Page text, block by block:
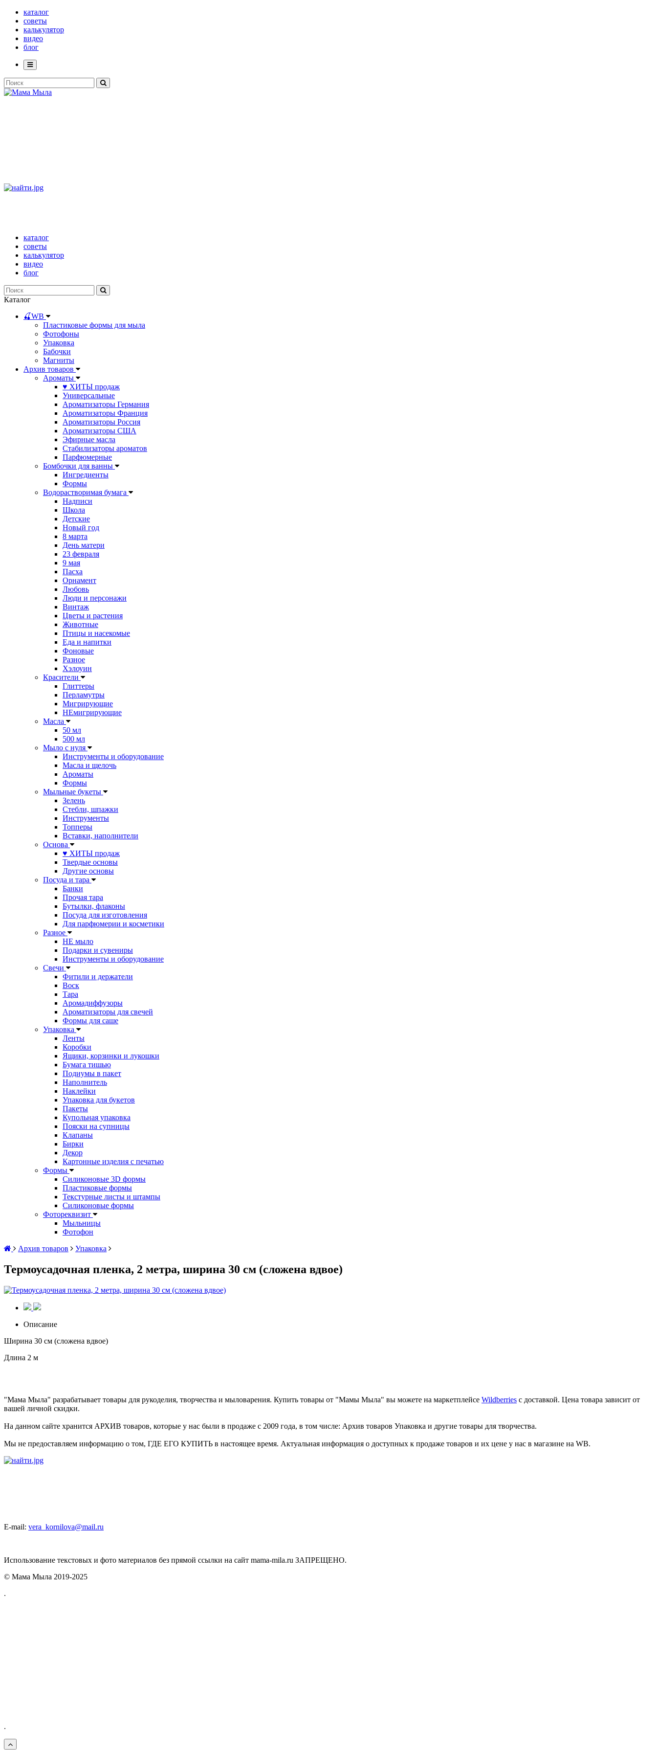
каталог
советы
калькулятор
видео
блог
каталог
советы
калькулятор
видео
блог
Каталог
🍒WB
Пластиковые формы для мыла
Фотофоны
Упаковка
Бабочки
Магниты
Архив товаров
Ароматы
♥ ХИТЫ продаж
Универсальные
Ароматизаторы Германия
Ароматизаторы Франция
Ароматизаторы Россия
Ароматизаторы США
Эфирные масла
Стабилизаторы ароматов
Парфюмерные
Бомбочки для ванны
Ингредиенты
Формы
Водорастворимая бумага
Надписи
Школа
Детские
Новый год
8 марта
День матери
23 февраля
9 мая
Пасха
Орнамент
Любовь
Люди и персонажи
Винтаж
Цветы и растения
Животные
Птицы и насекомые
Еда и напитки
Фоновые
Разное
Хэлоуин
Красители
Глиттеры
Перламутры
Мигрирующие
НЕмигрирующие
Масла
50 мл
500 мл
Мыло с нуля
Инструменты и оборудование
Масла и щелочь
Ароматы
Формы
Мыльные букеты
Зелень
Стебли, шпажки
Инструменты
Топперы
Вставки, наполнители
Основа
♥ ХИТЫ продаж
Твердые основы
Другие основы
Посуда и тара
Банки
Прочая тара
Бутылки, флаконы
Посуда для изготовления
Для парфюмерии и косметики
Разное
НЕ мыло
Подарки и сувениры
Инструменты и оборудование
Свечи
Фитили и держатели
Воск
Тара
Аромадиффузоры
Ароматизаторы для свечей
Формы для саше
Упаковка
Ленты
Коробки
Ящики, корзинки и лукошки
Бумага тишью
Подиумы в пакет
Наполнитель
Наклейки
Упаковка для букетов
Пакеты
Купольная упаковка
Пояски на супницы
Клапаны
Бирки
Декор
Картонные изделия с печатью
Формы
Силиконовые 3D формы
Пластиковые формы
Текстурные листы и штампы
Силиконовые формы
Фотореквизит
Мыльницы
Фотофон
Архив товаров
Упаковка
Термоусадочная пленка, 2 метра, ширина 30 см (сложена вдвое)
Описание
Ширина 30 см (сложена вдвое)
Длина 2 м
"Мама Мыла" разрабатывает товары для рукоделия, творчества и мыловарения. Купить товары от "Мамы Мыла" вы можете на маркетплейсе Wildberries с доставкой. Цена товара зависит от
вашей личной скидки.
На данном сайте хранится АРХИВ товаров, которые у нас были в продаже с 2009 года, в том числе: Архив товаров Упаковка и другие товары для творчества.
Мы не предоставляем информацию о том, ГДЕ ЕГО КУПИТЬ в настоящее время. Актуальная информация о доступных к продаже товаров и их цене у нас в магазине на WB.
E-mail: vera_kornilova@mail.ru
Использование текстовых и фото материалов без прямой ссылки на сайт mama-mila.ru ЗАПРЕЩЕНО.
© Мама Мыла 2019-2025
.
.